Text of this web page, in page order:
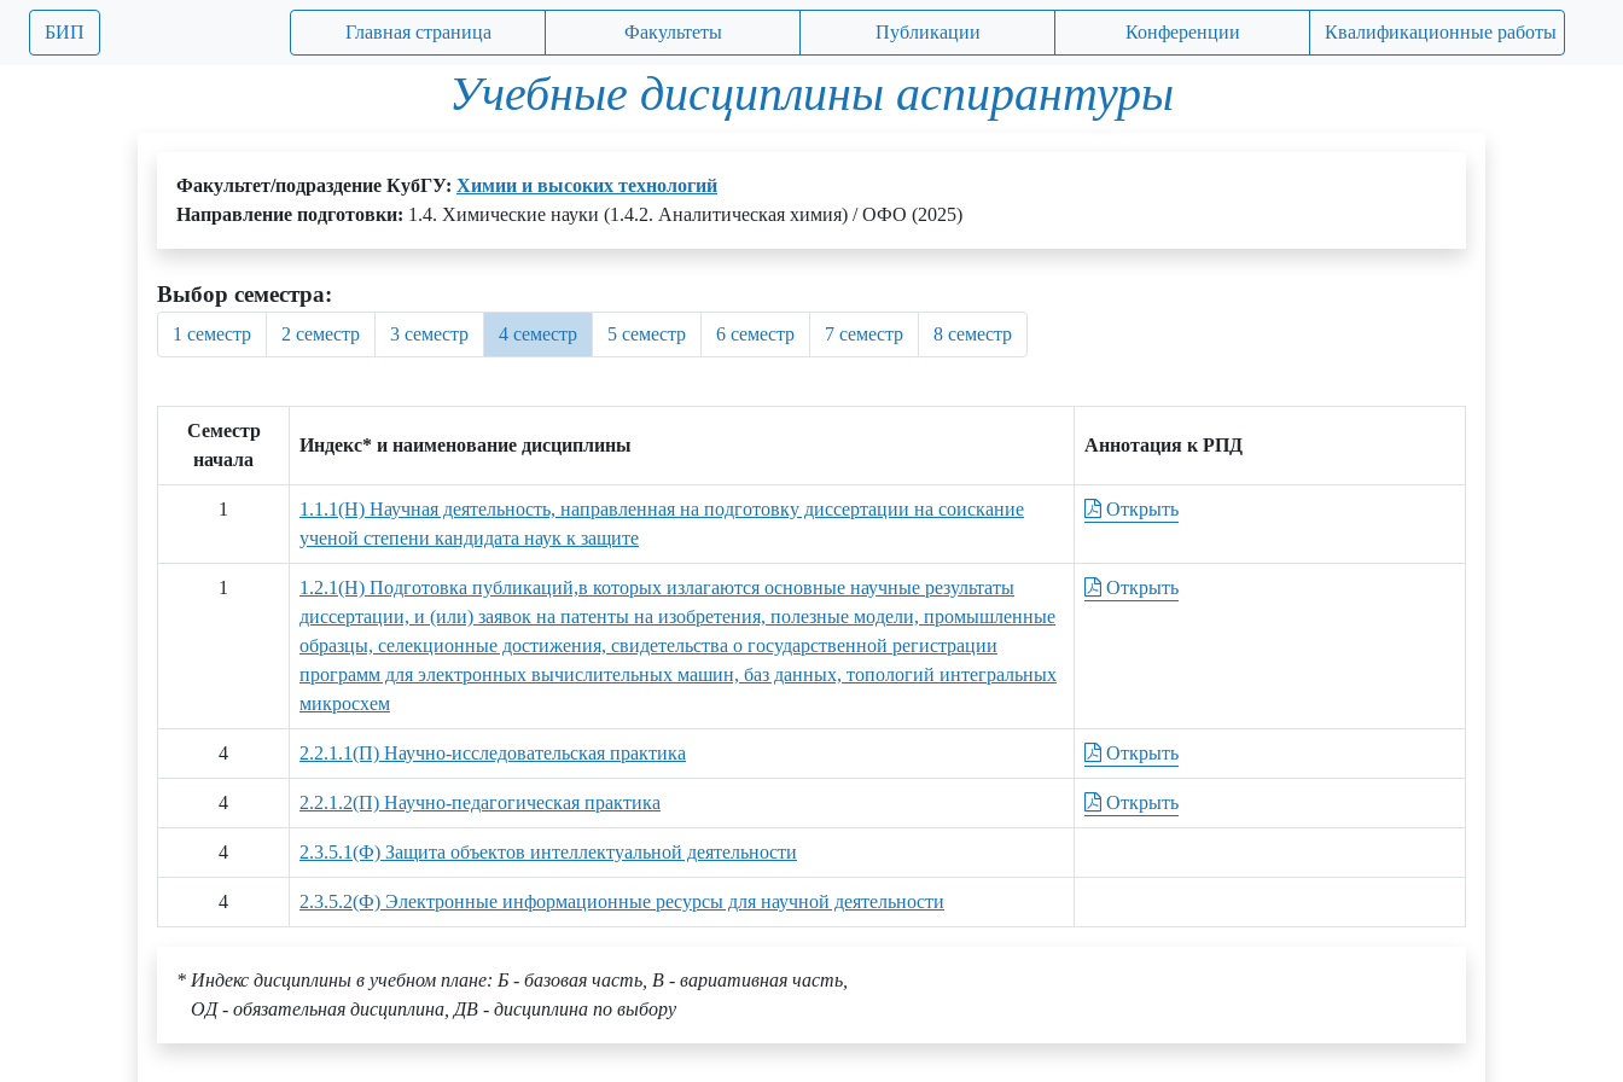
БИП Главная страница Факультеты Публикации Конференции Квалификационные работы
Учебные дисциплины аспирантуры
Факультет/подраздение КубГУ: Химии и высоких технологий
Направление подготовки: 1.4. Химические науки (1.4.2. Аналитическая химия) / ОФО (2025)
Выбор семестра:
1 семестр 2 семестр 3 семестр 4 семестр 5 семестр 6 семестр 7 семестр 8 семестр
Семестр
начала
Индекс* и наименование дисциплины Аннотация к РПД
1
1.1.1(Н) Научная деятельность, направленная на подготовку диссертации на соискание
ученой степени кандидата наук к защите
Открыть
1
1.2.1(Н) Подготовка публикаций,в которых излагаются основные научные результаты
диссертации, и (или) заявок на патенты на изобретения, полезные модели, промышленные
образцы, селекционные достижения, свидетельства о государственной регистрации
программ для электронных вычислительных машин, баз данных, топологий интегральных
микросхем
Открыть
4 2.2.1.1(П) Научно-исследовательская практика Открыть
4 2.2.1.2(П) Научно-педагогическая практика Открыть
4 2.3.5.1(Ф) Защита объектов интеллектуальной деятельности
4 2.3.5.2(Ф) Электронные информационные ресурсы для научной деятельности
* Индекс дисциплины в учебном плане: Б - базовая часть, В - вариативная часть,
ОД - обязательная дисциплина, ДВ - дисциплина по выбору